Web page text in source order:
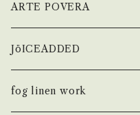
ARTE POVERA
ATPOVA
ARTE POVERA
JöICEADDED
fog linen work